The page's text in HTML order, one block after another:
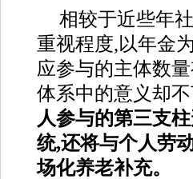
相较于近些年
重视程度,以年金
应参与的主体数
体系中的意义却不
人参与的第三支
统,还将与个人劳
场化养老补充。